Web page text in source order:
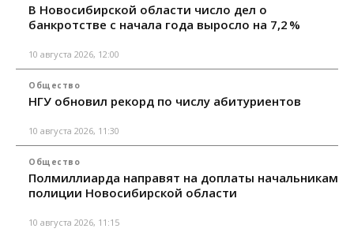
В Новосибирской области число дел о
банкротстве с начала года выросло на 7,2 %
10 августа 2026, 12:00
Общество
НГУ обновил рекорд по числу абитуриентов
10 августа 2026, 11:30
Общество
Полмиллиарда направят на доплаты начальникам
полиции Новосибирской области
10 августа 2026, 11:15